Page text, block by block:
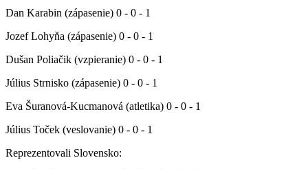
Dan Karabin (zápasenie) 0 - 0 - 1
Jozef Lohyňa (zápasenie) 0 - 0 - 1
Dušan Poliačik (vzpieranie) 0 - 0 - 1
Július Strnisko (zápasenie) 0 - 0 - 1
Eva Šuranová-Kucmanová (atletika) 0 - 0 - 1
Július Toček (veslovanie) 0 - 0 - 1
Reprezentovali Slovensko: